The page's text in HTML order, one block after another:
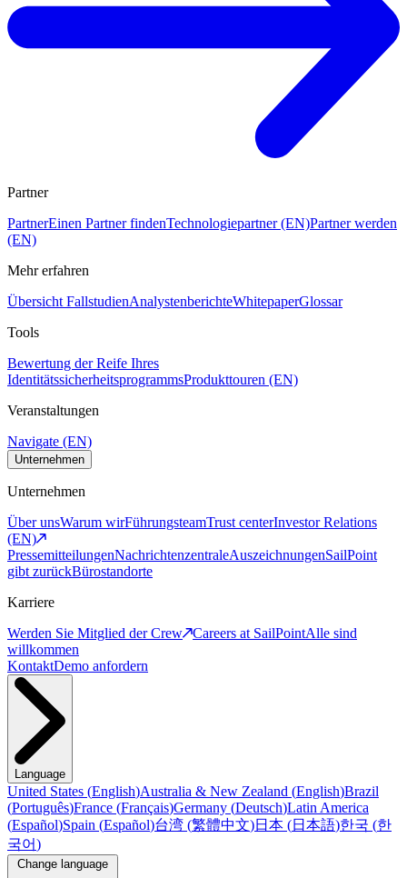
Partner
PartnerEinen Partner findenTechnologiepartner (EN)Partner werden
(EN)
Mehr erfahren
Übersicht FallstudienAnalystenberichteWhitepaperGlossar
Tools
Bewertung der Reife Ihres
IdentitätssicherheitsprogrammsProdukttouren (EN)
Veranstaltungen
Navigate (EN)
Unternehmen
Unternehmen
Über unsWarum wirFührungsteamTrust centerInvestor Relations
(EN)
PressemitteilungenNachrichtenzentraleAuszeichnungenSailPoint
gibt zurückBürostandorte
Karriere
Werden Sie Mitglied der Crew
Careers at SailPointAlle sind
willkommen
KontaktDemo anfordern
Language
United States (English)Australia & New Zealand (English)Brazil
(Português)France (Français)Germany (Deutsch)Latin America
(Español)Spain (Español)台湾 (繁體中文)日本 (日本語)한국 (한
국어)
Change language